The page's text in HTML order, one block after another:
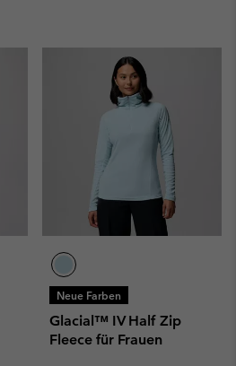
Neue Farben
Glacial™ IV Half Zip
Fleece für Frauen